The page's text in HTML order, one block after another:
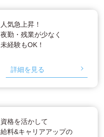
人気急上昇！
夜勤・残業が少なく
未経験もOK！
詳細を見る
資格を活かして
給料&キャリアアップの